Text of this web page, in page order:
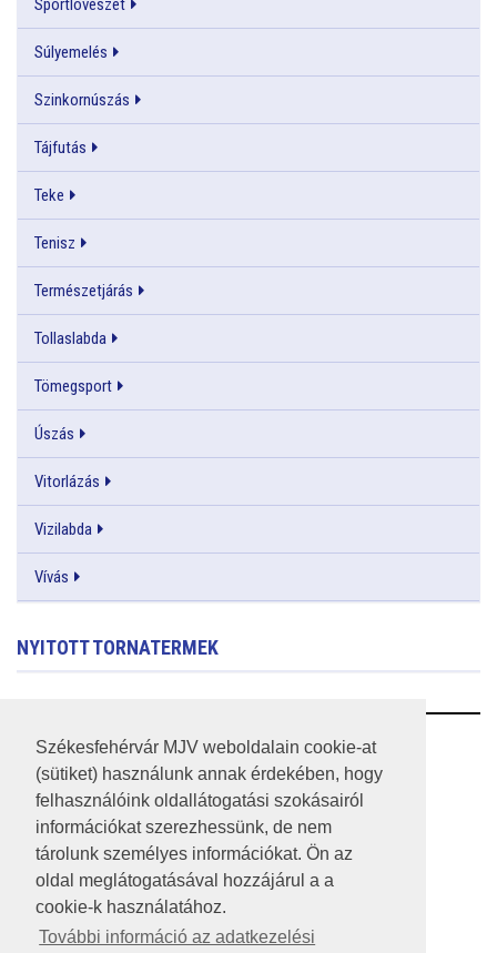
Székesfehérvár MJV weboldalain cookie-at
(sütiket) használunk annak érdekében, hogy
felhasználóink oldallátogatási szokásairól
információkat szerezhessünk, de nem
tárolunk személyes információkat. Ön az
oldal meglátogatásával hozzájárul a a
cookie-k használatához.
További információ az adatkezelési
Sportlövészet
Súlyemelés
Szinkornúszás
Tájfutás
Teke
Tenisz
Természetjárás
Tollaslabda
Tömegsport
Úszás
Vitorlázás
Vizilabda
Vívás
NYITOTT TORNATERMEK
RSS
A HONLAP 2017.03.31-I ÁLLAPOTA
JOGI NYILATKOZAT
IMPRESSZUM